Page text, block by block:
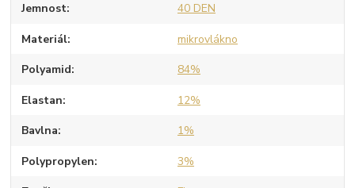
Jemnost 40 DEN
Materiál mikrovlákno
Polyamid 84%
Elastan 12%
Bavlna 1%
Polypropylen 3%